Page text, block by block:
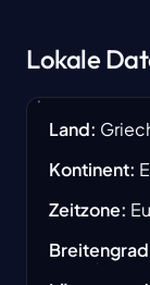
Lokale
Land:
Kontinent:
Zeitzone:
Breitengrad